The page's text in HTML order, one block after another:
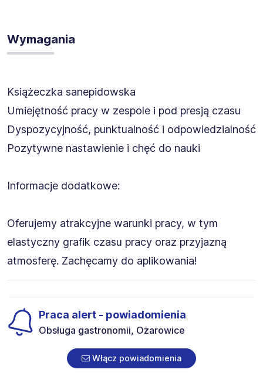
Wymagania
Książeczka sanepidowska
Umiejętność pracy w zespole i pod presją czasu
Dyspozycyjność, punktualność i odpowiedzialność
Pozytywne nastawienie i chęć do nauki
Informacje dodatkowe:
Oferujemy atrakcyjne warunki pracy, w tym
elastyczny grafik czasu pracy oraz przyjazną
atmosferę. Zachęcamy do aplikowania!
Praca alert - powiadomienia
Obsługa gastronomii, Ożarowice
Włącz powiadomienia